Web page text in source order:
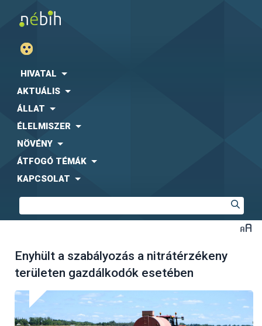
HIVATAL
AKTUÁLIS
ÁLLAT
ÉLELMISZER
NÖVÉNY
ÁTFOGÓ TÉMÁK
KAPCSOLAT
Enyhült a szabályozás a nitrátérzékeny
területen gazdálkodók esetében